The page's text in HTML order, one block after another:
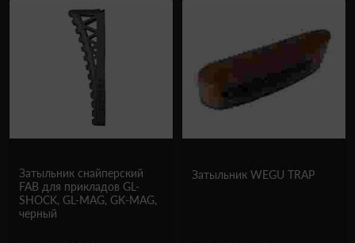
Затыльник снайперский
FAB для прикладов GL-
SHOCK, GL-MAG, GK-MAG,
черный
Затыльник WEGU TRAP